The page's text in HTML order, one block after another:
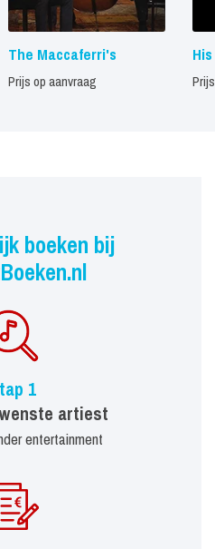
The Maccaferri's
Prijs op aanvraag
boeken bij
1
artiest
entertainment